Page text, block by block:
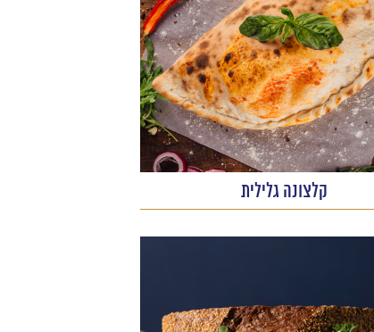
קלצונה גלילית